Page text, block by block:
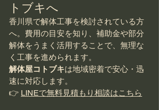
トブキへ
香川県で解体工事を検討されている方
へ。費用の目安を知り、補助金や部分
解体をうまく活用することで、無理な
く工事を進められます。
解体屋コトブキは地域密着で安心・迅
速に対応します。
👉 LINEで無料見積もり相談はこちら